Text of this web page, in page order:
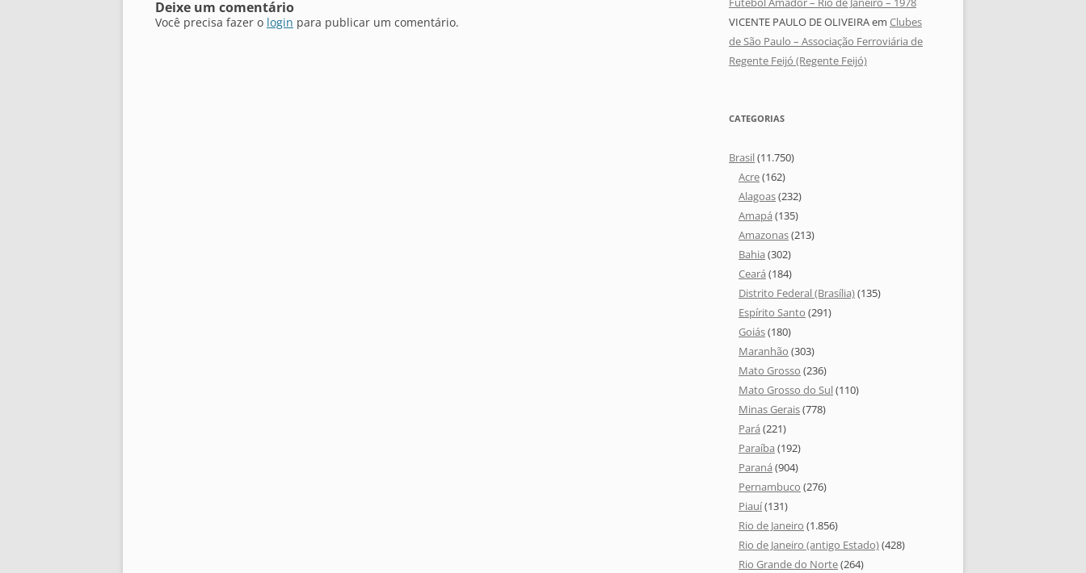
Deixe um comentário
Você precisa fazer o login para publicar um comentário.
VICENTE PAULO DE OLIVEIRAem Clubes
de São Paulo – Associação Ferroviária de
Regente Feijó (Regente Feijó)
CATEGORIAS
Brasil(11.750)
Acre(162)
Alagoas(232)
Amapá (135)
Amazonas(213)
Bahia (302)
Ceará (184)
Distrito Federal (Brasília)(135)
Espírito Santo (291)
Goiás(180)
Maranhão (303)
Mato Grosso (236)
Mato Grosso do Sul(110)
Minas Gerais(778)
Pará (221)
Paraíba (192)
Paraná (904)
Pernambuco (276)
Piauí(131)
Rio de Janeiro (1.856)
Rio de Janeiro (antigo Estado)(428)
Rio Grande do Norte(264)